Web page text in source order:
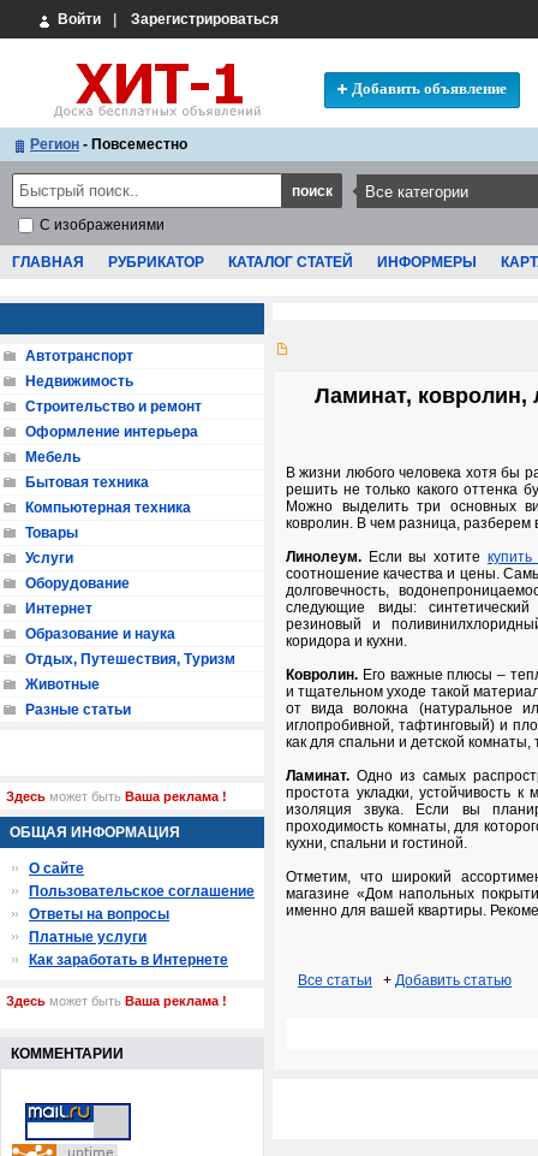
Войти Зарегистрироваться
Добавить объявление
Регион - Повсеместно
С изображениями
ГЛАВНАЯ РУБРИКАТОР КАТАЛОГ СТАТЕЙ ИНФОРМЕРЫ
Ламинат, ковролин,
В жизни любого человека хотя бы
решить не только какого оттенка
Можно выделить три основных
ковролин. В чем разница, разберем
Линолеум. Если вы хотите
соотношение качества и цены.
долговечность,
следующие виды:
резиновый и
коридора и кухни.
Ковролин. Его важные плюсы –
и тщательном уходе такой
от вида волокна (натуральное
иглопробивной, тафтинговый) и
как для спальни и детской комнаты,
Ламинат. Одно из самых
простота укладки, устойчивость
изоляция звука. Если вы
проходимость комнаты, для
кухни, спальни и гостиной.
Отметим, что широкий
магазине «Дом напольных
именно для вашей квартиры.
Все статьи + Добавить статью
Автотранспорт
Недвижимость
Строительство и ремонт
Оформление интерьера
Мебель
Бытовая техника
Компьютерная техника
Товары
Услуги
Оборудование
Интернет
Образование и наука
Отдых, Путешествия, Туризм
Животные
Разные статьи
Здесь может быть Ваша реклама !
ОБЩАЯ ИНФОРМАЦИЯ
О сайте
Пользовательское соглашение
Ответы на вопросы
Платные услуги
Как заработать в Интернете
Здесь может быть Ваша реклама !
КОММЕНТАРИИ